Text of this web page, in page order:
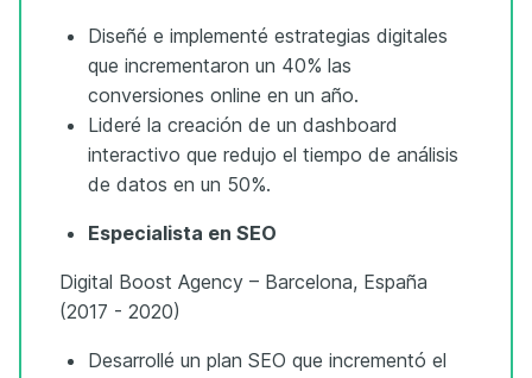
Diseñé e implementé estrategias digitales
que incrementaron un 40% las
conversiones online en un año.
Lideré la creación de un dashboard
interactivo que redujo el tiempo de análisis
de datos en un 50%.
Especialista en SEO
Digital Boost Agency – Barcelona, España
(2017 - 2020)
Desarrollé un plan SEO que incrementó el